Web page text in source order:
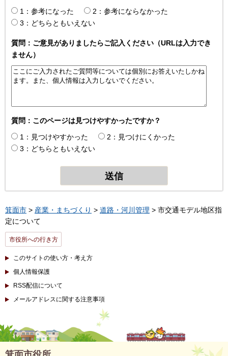
1：参考になった
2：参考にならなかった
3：どちらともいえない
質問：ご意見がありましたらご記入ください（URLは入力でき
ません）
質問：このページは見つけやすかったですか？
1：見つけやすかった
2：見つけにくかった
3：どちらともいえない
箕面市 > 産業・まちづくり > 道路・河川管理 > 市交通モデル地区指
定について
市役所への行き方
このサイトの使い方・考え方
個人情報保護
RSS配信について
メールアドレスに関する注意事項